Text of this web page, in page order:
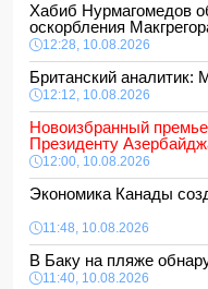
Хабиб Нурмагомедов
оскорбления
12:28, 10.08.2026
Британский
12:12, 10.08.2026
Новоизбранный
Президенту
12:00, 10.08.2026
Экономика Канады
11:48, 10.08.2026
В Баку на пляже
11:40, 10.08.2026